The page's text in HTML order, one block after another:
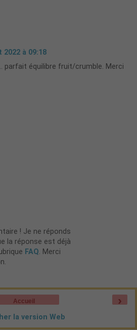
2022 à 09:18
parfait équilibre fruit/crumble. Merci
! Je ne réponds
la réponse est déjà
FAQ. Merci
›
Accueil
la version Web